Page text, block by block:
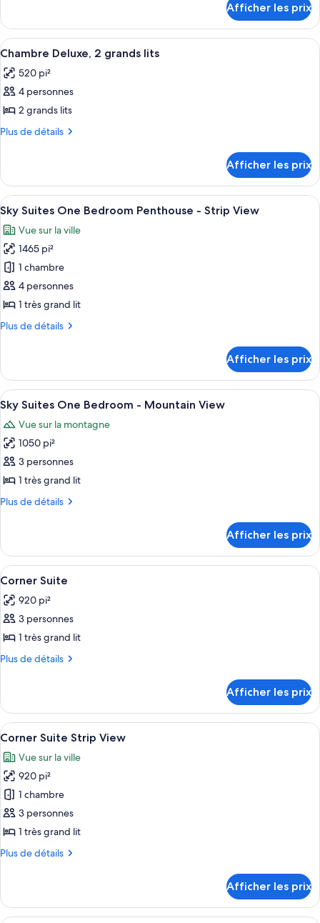
chambre :
Chambre
Deluxe,
1
très
grand
lit
Chambre
Deluxe,
1
grand
lit
Afficher les prix
Afficher
toutes
les
photos
pour
ce
chambre :
Chambre
Deluxe,
2
grands
lits
Une chambre d’hôtel avec deux lits,
7
Chambre Deluxe, 2 grands lits
520 pi²
4 personnes
2 grands lits
Plus de détails
Plus
Chambre
Deluxe,
2
grands
lits
Afficher les prix
Afficher
toutes
les
photos
pour
ce
type
chambre :
One
Bedroom
Penthouse
-
Strip
View
Sky Suites One Bedroom
7
Sky Suites One Bedroom Penthouse - Strip View
Vue sur la ville
1465 pi²
1 chambre
4 personnes
1 très grand lit
Plus de détails
Plus
Sky
Suites
One
Bedroom
Penthouse
Strip
View
Afficher les prix
Afficher
toutes
les
photos
pour
ce
type
Sky
Suites
One
Bedroom
-
Mountain
View
Une chambre d’hôtel moderne
7
Sky Suites One Bedroom - Mountain View
Vue sur la montagne
1050 pi²
3 personnes
1 très grand lit
Plus de détails
Plus
Sky
Suites
One
Mountain
Afficher les prix
Afficher
toutes
les
photos
pour
ce
chambre :
Corner
Suite
Corner Suite | 1 chambre, literie de
5
Corner Suite
920 pi²
3 personnes
1 très grand lit
Plus de détails
Plus
Corner
Suite
Afficher les prix
Afficher
toutes
les
photos
pour
ce
type
chambre :
Strip
Une chambre d’hôtel avec un
9
Corner Suite Strip View
Vue sur la ville
920 pi²
1 chambre
3 personnes
1 très grand lit
Plus de détails
Plus
Corner
Suite
Afficher les prix